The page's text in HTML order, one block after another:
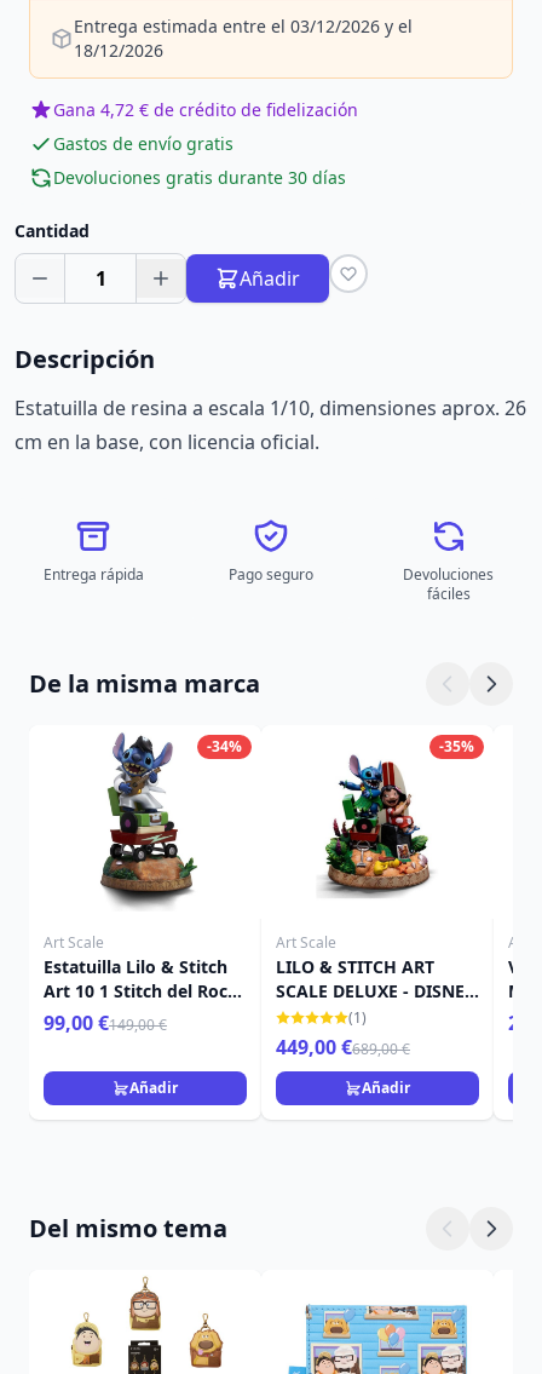
Entrega estimada entre el 03/12/2026 y el
18/12/2026
Gana 4,72 € de crédito de fidelización
Gastos de envío gratis
Devoluciones gratis durante 30 días
Cantidad
1 Añadir
Descripción
Estatuilla de resina a escala 1/10, dimensiones aprox. 26
cm en la base, con licencia oficial.
Entrega rápida Pago seguro
Devoluciones
fáciles
De la misma marca
-34%
Art Scale
Estatuilla Lilo & Stitch
Art 10 1 Stitch del Rock
17 cm
99,00 €149,00 €
Añadir
-35%
Art Scale
LILO & STITCH ART
SCALE DELUXE - DISNEY
LILO & STITCH
(1)
449,00 €689,00 €
Añadir
Art
Del mismo tema